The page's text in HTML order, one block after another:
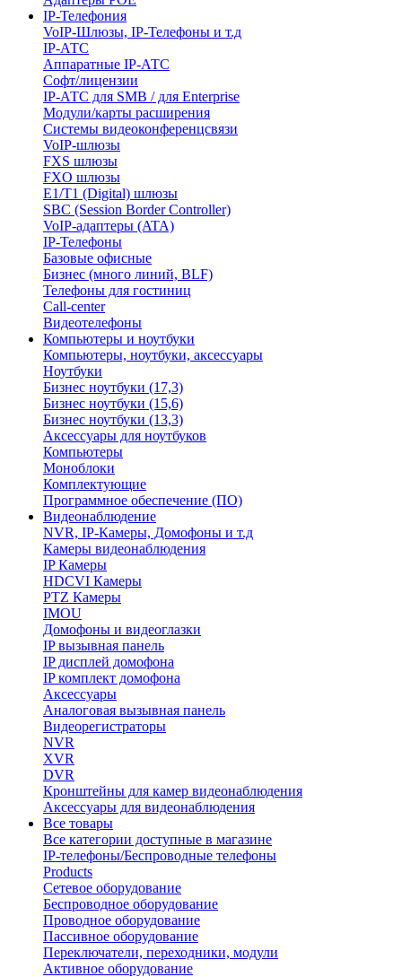
IP-Телефония
VoIP-Шлюзы, IP-Телефоны и т.д
IP-АТС
Аппаратные IP-АТС
Софт/лицензии
IP-АТС для SMB / для Enterprise
Модули/карты расширения
Системы видеоконференцсвязи
VoIP-шлюзы
FXS шлюзы
FXO шлюзы
E1/T1 (Digital) шлюзы
SBC (Session Border Controller)
VoIP-адаптеры (ATA)
IP-Телефоны
Базовые офисные
Бизнес (много линий, BLF)
Телефоны для гостиниц
Call-center
Видеотелефоны
Компьютеры и ноутбуки
Компьютеры, ноутбуки, аксессуары
Ноутбуки
Бизнес ноутбуки (17,3)
Бизнес ноутбуки (15,6)
Бизнес ноутбуки (13,3)
Аксессуары для ноутбуков
Компьютеры
Моноблоки
Комплектующие
Программное обеспечение (ПО)
Видеонаблюдение
NVR, IP-Камеры, Домофоны и т.д
Камеры видеонаблюдения
IP Камеры
HDCVI Камеры
PTZ Камеры
IMOU
Домофоны и видеоглазки
IP вызывная панель
IP дисплей домофона
IP комплект домофона
Аксессуары
Аналоговая вызывная панель
Видеорегистраторы
NVR
XVR
DVR
Кронштейны для камер видеонаблюдения
Аксессуары для видеонаблюдения
Все товары
Все категории доступные в магазине
IP-телефоны/Беспроводные телефоны
Products
Сетевое оборудование
Беспроводное оборудование
Проводное оборудование
Пассивное оборудование
Переключатели, переходники, модули
Активное оборудование